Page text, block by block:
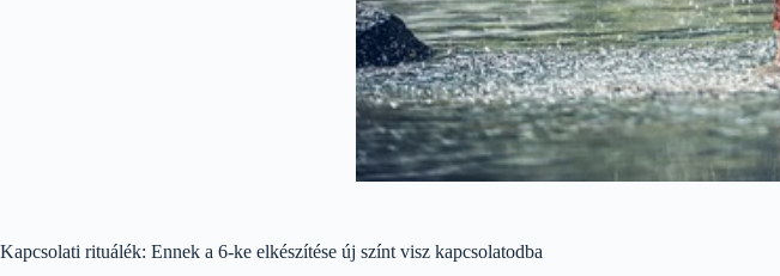
Kapcsolati rituálék: Ennek a 6-ke elkészítése új színt visz kapcsolatodba